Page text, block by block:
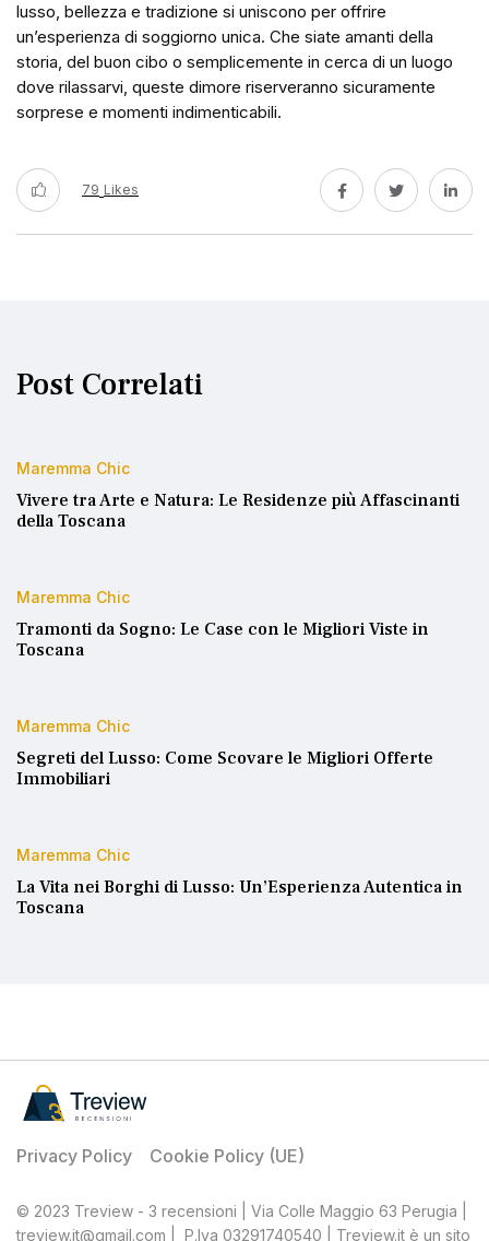
lusso, bellezza e tradizione si uniscono per offrire
un’esperienza di soggiorno unica. Che siate amanti della
storia, del buon cibo o semplicemente in cerca di un luogo
dove rilassarvi, queste dimore riserveranno sicuramente
sorprese e momenti indimenticabili.
79 Likes
Post Correlati
Maremma Chic
Vivere tra Arte e Natura: Le Residenze più Affascinanti
della Toscana
Maremma Chic
Tramonti da Sogno: Le Case con le Migliori Viste in
Toscana
Maremma Chic
Segreti del Lusso: Come Scovare le Migliori Offerte
Immobiliari
Maremma Chic
La Vita nei Borghi di Lusso: Un’Esperienza Autentica in
Toscana
Privacy Policy Cookie Policy (UE)
© 2023 Treview - 3 recensioni | Via Colle Maggio 63 Perugia |
treview.it@gmail.com | P.Iva 03291740540 | Treview.it è un sito